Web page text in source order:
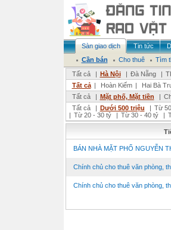
Sàn giao dịch Tin tức
Cần bán
Cho thuê
Tìm
Tất cả
| Hà Nội | Đà Nẵng |
Tất cả | Hoàn Kiếm | Hai Bà
Tất cả
| Mặt phố, Mặt tiền |
Tất cả
| Dưới 500 triệu | Từ
| Từ 20 - 30 tỷ | Từ 30 - 40 tỷ |
BÁN NHÀ MẶT PHỐ NGUYỄN
Chính chủ cho thuê văn phòng,
Chính chủ cho thuê văn phòng,